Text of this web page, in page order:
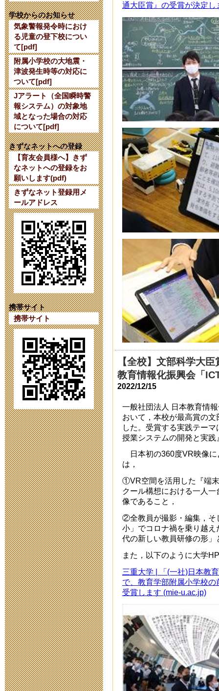
学校からのお知らせ
気象警報発令時におけ
る児童の登下校につい
て[pdf]
附属小学校の大地震・
津波発生時等の対応に
ついて[pdf]
Jアラート（全国瞬時警
報システム）の対象地
域となった場合の対応
について[pdf]
きずなネットへの登録
【育友会員様へ】きず
なネットへの登録をお
願いします(pdf)
きずなネット登録用メ
ールアドレス
携帯サイト
携帯サイト
【令和７年度
て】
2024年6月 3日
令和６年度使
2024年2月27日
令和６年度入
2023年10月 7日
【10/13】河
ています。
2023年9月 7日
【第４１次（
2023年8月 1日
【第４１次（
2023年7月18日
育友会の活動
2023年6月26日
令和６年度第
【１年生】校
2022年12月 7日
令和５年度入
2022年10月 8日
第 4１次公開
2022年8月29日
令和５年度第
2022年6月 1日
【第４１次研
2022年5月27日
令和４年度新
2021年11月27日
通大臣賞』の受賞が決定し
【全校】文部科学大
教育情報化振興会「
2022/12/15
一般社団法人 日本教育情
おいて，本校が最高賞の
した。受賞する実践テー
授業システムの開発と実践
日本初の360度VR映像に
は，
①VR空間を活用した『端
クール構想における一人
像であること，
②全教員が撮影・編集，そ
小」でコロナ禍を乗り越
代の新しい教員研修の形
また，以下のように大学
三重大学 | 「(一社)日本教
で、教育学部附属小学校
受賞します (mie-u.ac.jp)